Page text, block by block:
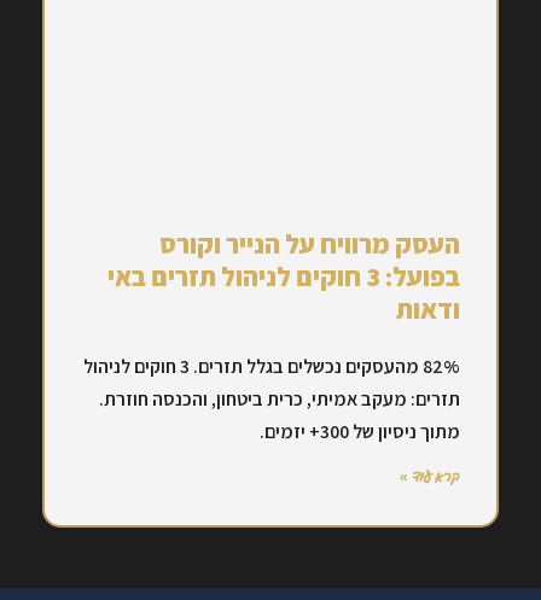
העסק מרוויח על הנייר וקורס
בפועל: 3 חוקים לניהול תזרים באי
ודאות
82% מהעסקים נכשלים בגלל תזרים. 3 חוקים לניהול
תזרים: מעקב אמיתי, כרית ביטחון, והכנסה חוזרת.
מתוך ניסיון של 300+ יזמים.
קרא עוד »